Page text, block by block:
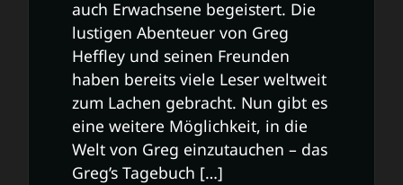
auch Erwachsene begeistert. Die
lustigen Abenteuer von Greg
Heffley und seinen Freunden
haben bereits viele Leser weltweit
zum Lachen gebracht. Nun gibt es
eine weitere Möglichkeit, in die
Welt von Greg einzutauchen – das
Greg’s Tagebuch […]